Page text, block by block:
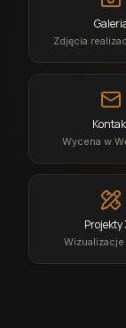
Zdjęcia
Wycena w
Projekty